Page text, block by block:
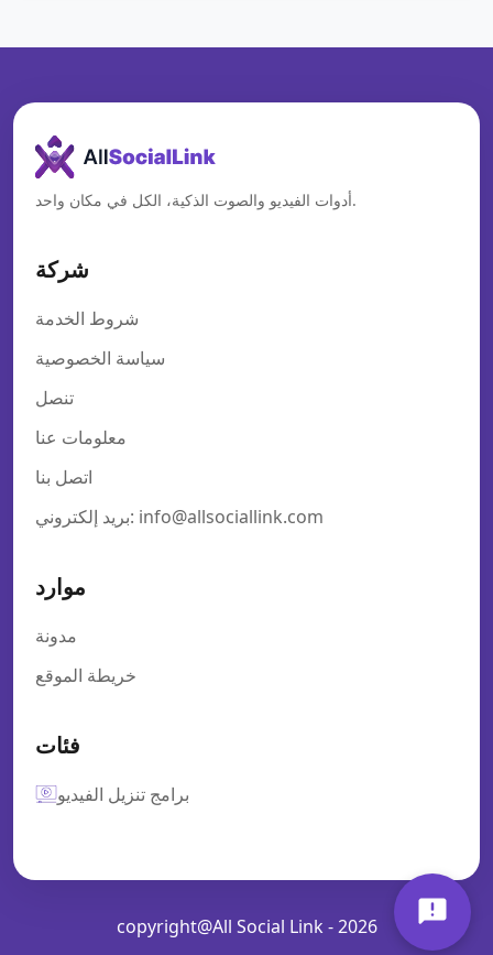
أدوات الفيديو والصوت الذكية، الكل في مكان واحد.
شركة
شروط الخدمة
سياسة الخصوصية
تنصل
معلومات عنا
اتصل بنا
بريد إلكتروني: info@allsociallink.com
موارد
مدونة
خريطة الموقع
فئات
برامج تنزيل الفيديو
copyright@All Social Link - 2026